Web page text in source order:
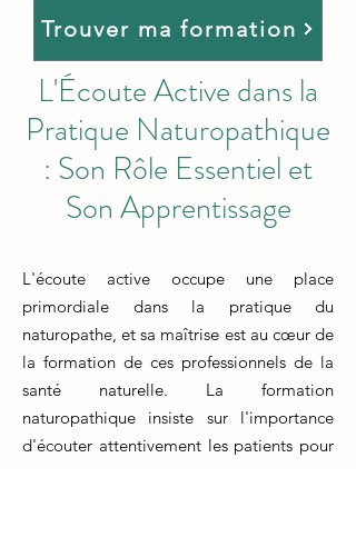
Trouver ma formation
L'Écoute Active dans la
Pratique Naturopathique
: Son Rôle Essentiel et
Son Apprentissage
L'écoute active occupe une place
primordiale dans la pratique du
naturopathe, et sa maîtrise est au cœur de
la formation de ces professionnels de la
santé naturelle. La formation
naturopathique insiste sur l'importance
d'écouter attentivement les patients pour